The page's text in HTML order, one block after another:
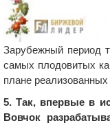
Зарубежный период
самых плодовитых
плане
5. Так, впервые в
Вовчок